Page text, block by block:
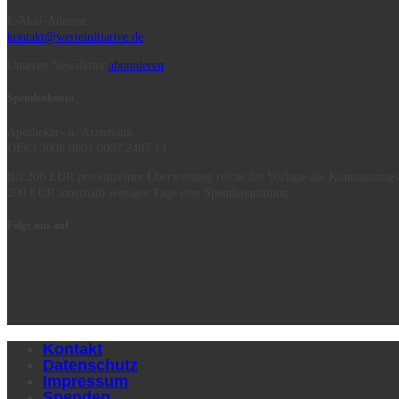
kontakt@werteinitiative.de
abonnieren
Kontakt
Datenschutz
Impressum